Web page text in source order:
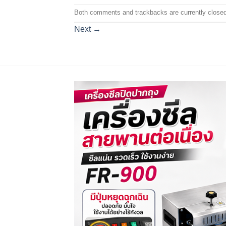
Both comments and trackbacks are currently
Next →